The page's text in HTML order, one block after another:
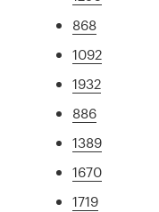
868
1092
1932
886
1389
1670
1719